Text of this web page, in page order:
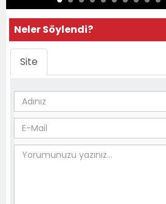
Neler Söylendi?
Site